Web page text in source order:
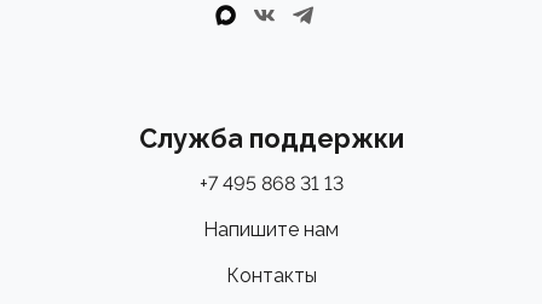
Служба поддержки
+7 495 868 31 13
Напишите нам
Контакты